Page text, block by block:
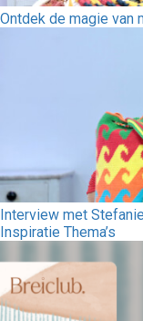
Ontdek de magie van
Interview met
Inspiratie Thema’s